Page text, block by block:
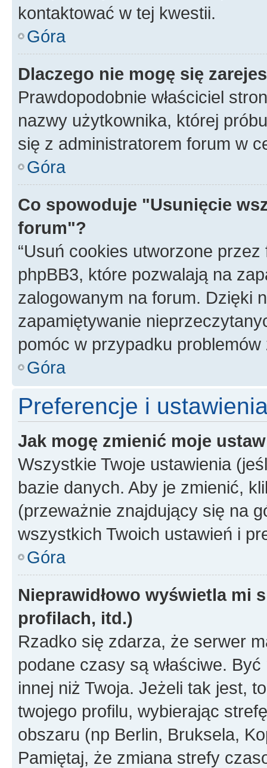
kontaktować w tej kwestii.
Góra
Dlaczego nie mogę się
Prawdopodobnie właściciel
nazwy użytkownika, której
się z administratorem forum w
Góra
Co spowoduje "Usunięcie
forum"?
“Usuń cookies utworzone
phpBB3, które pozwalają na
zalogowanym na forum. Dzięki
zapamiętywanie
pomóc w przypadku
Góra
Preferencje i
Jak mogę zmienić moje
Wszystkie Twoje ustawienia
bazie danych. Aby je zmienić,
(przeważnie znajdujący się na
wszystkich Twoich ustawień i
Góra
Nieprawidłowo wyświetla mi
profilach, itd.)
Rzadko się zdarza, że serwer
podane czasy są właściwe.
innej niż Twoja. Jeżeli tak jest,
twojego profilu, wybierając
obszaru (np Berlin, Bruksela,
Pamiętaj, że zmiana strefy